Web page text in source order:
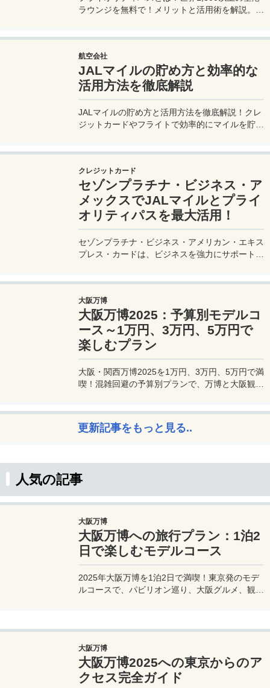
ラウンジを無料で！メリットと活用術を解説。セ
航空会社
JALマイルの貯め方と効率的な
活用方法を徹底解説
JALマイルの貯め方と活用方法を徹底解説！クレ
ジットカードやフライトで効率的にマイルを貯
クレジットカード
セゾンプラチナ・ビジネス・ア
メックスでJALマイルとプライ
オリティパスを最大活用！
セゾンプラチナ・ビジネス・アメリカン・エキス
プレス・カードは、ビジネスを強力にサポートす
最適です。初年度の年会費無料も魅力。ステータ
スと実用性を兼ね備えたビジネスカードで、あな
たのビジネスをワンランクアップさせませんか？
大阪万博
大阪万博2025：予算別モデルコ
ース～1万円、3万円、5万円で
楽しむプラン
大阪・関西万博2025を1万円、3万円、5万円で満
喫！混雑回避の予算別プランで、万博と大阪観光
更新記事をもっと見る..
人気の記事
大阪万博
大阪万博への旅行プラン：1泊2
日で楽しむモデルコース
2025年大阪万博を1泊2日で満喫！東京発のモデ
ルコースで、パビリオン巡り、大阪グルメ、観光
大阪万博
大阪万博2025への東京からのア
クセス完全ガイド